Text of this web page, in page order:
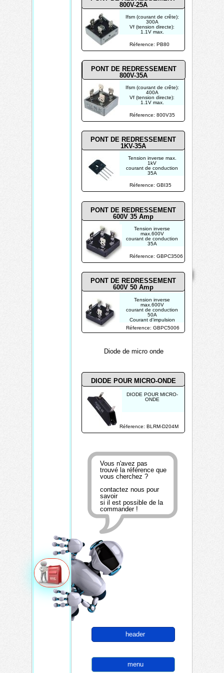
Copyright 2026
Mis à jour le
08/08/2026
Créé par
TECHTRONIK
Réference: 800V35
Réference: GBPC5006
Réference: GBI35
Réference: PB80
800V-25A
PONT DE REDRESSEMENT
1KV-35A
PONT DE REDRESSEMENT
800V-35A
PONT DE REDRESSEMENT
600V 50 Amp
Ifsm (courant de crête):
300A
Vf (tension directe):
1.1V max.
800V max.
Ir (courant inverse):
10µA
Tension inverse max.
1kV
courant de conduction
35A
max. 320A
Tension inverse
max.600V
courant de conduction
50A
Courant d'impulsion
Ifsm (courant de crête):
400A
Vf (tension directe):
1.1V max.
800V max.
Ir (courant inverse):
10µA
PONT DE REDRESSEMENT
600V 35 Amp
Tension inverse
max.600V
courant de conduction
35A
max.400A
Réference: GBPC3506
Vous n'avez pas
trouvé la référence que
vous cherchez ?
contactez nous pour
savoir
si il est possible de la
commander !
Diode de micro onde
Réference: BLRM-D204M
DIODE POUR MICRO-
ONDE
DIODE POUR MICRO-ONDE
header
menu